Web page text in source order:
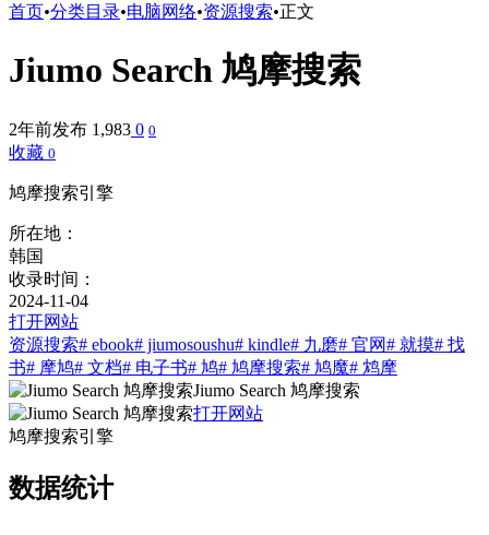
首页•分类目录•电脑网络•资源搜索•正文
Jiumo Search 鸠摩搜索
2年前发布 1,983 0 0
收藏 0
鸠摩搜索引擎
所在地：
韩国
收录时间：
2024-11-04
打开网站
资源搜索# ebook# jiumosoushu# kindle# 九磨# 官网# 就摸# 找
书# 摩鸠# 文档# 电子书# 鸠# 鸠摩搜索# 鸠魔# 鸩摩
Jiumo Search 鸠摩搜索
打开网站
鸠摩搜索引擎
数据统计